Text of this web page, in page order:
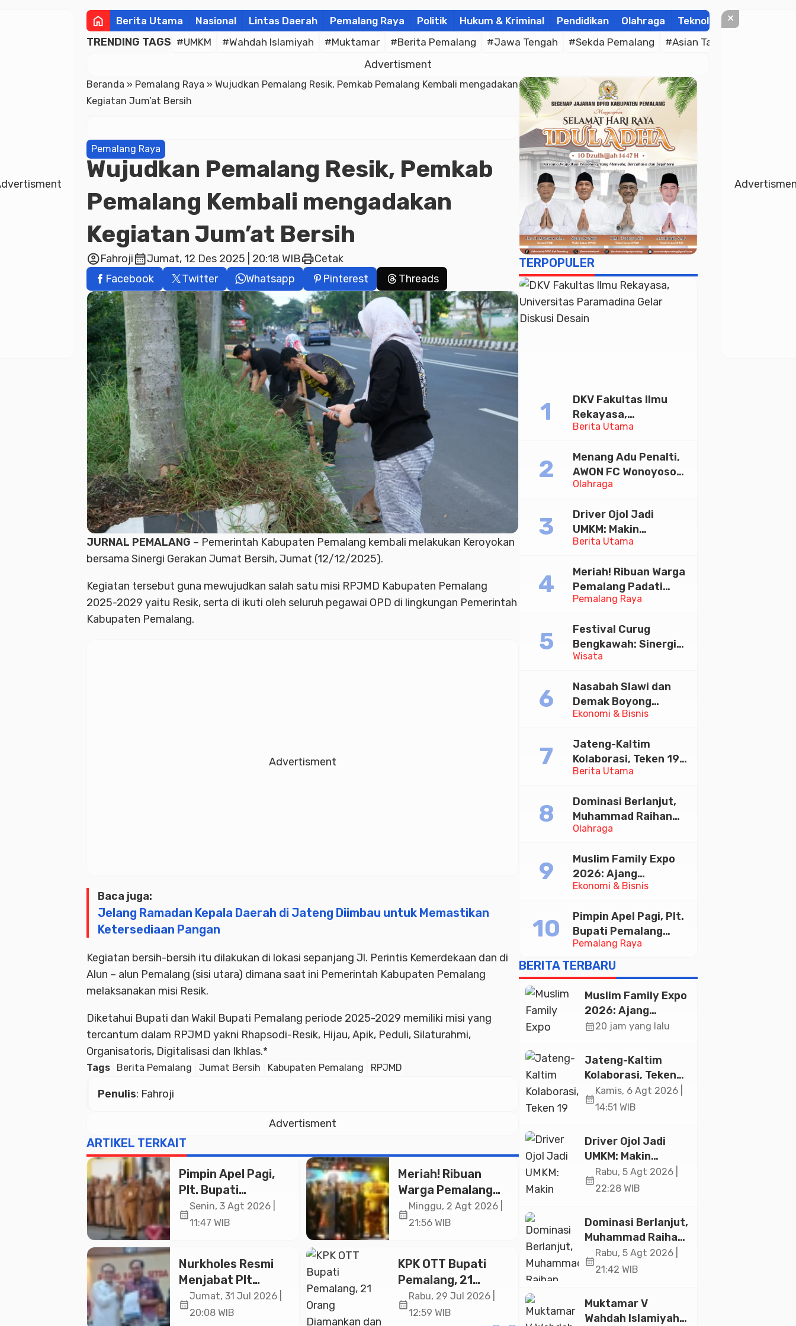
home Berita Utama Nasional Lintas Daerah Pemalang Raya Politik Hukum & Kriminal Pendidikan Olahraga Teknologi
TRENDING TAGS #UMKM #Wahdah Islamiyah #Muktamar #Berita Pemalang #Jawa Tengah #Sekda Pemalang #Asian Taekwondo
Advertisment
Beranda » Pemalang Raya » Wujudkan Pemalang Resik, Pemkab Pemalang Kembali mengadakan
Kegiatan Jum’at Bersih
Pemalang Raya
Wujudkan Pemalang Resik, Pemkab
Pemalang Kembali mengadakan
Kegiatan Jum’at Bersih
account_circleFahrojicalendar_monthJumat, 12 Des 2025 | 20:18 WIBprintCetak
Facebook
Twitter Whatsapp Pinterest Threads
JURNAL PEMALANG – Pemerintah Kabupaten Pemalang kembali melakukan Keroyokan
bersama Sinergi Gerakan Jumat Bersih, Jumat (12/12/2025).
Kegiatan tersebut guna mewujudkan salah satu misi RPJMD Kabupaten Pemalang
2025-2029 yaitu Resik, serta di ikuti oleh seluruh pegawai OPD di lingkungan Pemerintah
Kabupaten Pemalang.
Advertisment
Baca juga:
Jelang Ramadan Kepala Daerah di Jateng Diimbau untuk Memastikan
Ketersediaan Pangan
Kegiatan bersih-bersih itu dilakukan di lokasi sepanjang Jl. Perintis Kemerdekaan dan di
Alun – alun Pemalang (sisi utara) dimana saat ini Pemerintah Kabupaten Pemalang
melaksanakan misi Resik.
Diketahui Bupati dan Wakil Bupati Pemalang periode 2025-2029 memiliki misi yang
tercantum dalam RPJMD yakni Rhapsodi-Resik, Hijau, Apik, Peduli, Silaturahmi,
Organisatoris, Digitalisasi dan Ikhlas.*
Tags Berita Pemalang Jumat Bersih Kabupaten Pemalang RPJMD
Penulis: Fahroji
Advertisment
ARTIKEL TERKAIT
Pimpin Apel Pagi,
Plt. Bupati
Pemalang
Tekankan Disiplin
Publik
calendar_month
Senin, 3 Agt 2026 |
11:47 WIB
Meriah! Ribuan
Warga Pemalang
Padati Kirab
Festival Kamir
calendar_month
Minggu, 2 Agt 2026 |
21:56 WIB
Nurkholes Resmi
Menjabat Plt
Bupati Pemalang
calendar_month
Jumat, 31 Jul 2026 |
20:08 WIB
KPK OTT Bupati
Pemalang, 21
Orang Diamankan
dan Sita Uang
calendar_month
Rabu, 29 Jul 2026 |
12:59 WIB
TERPOPULER
Berita Utama
DKV Fakultas Ilmu
Rekayasa,
Universitas
Diskusi Desain
Olahraga
Menang Adu Penalti,
AWON FC Wonoyoso
Juara Bhayangkara
Berita Utama
Driver Ojol Jadi
UMKM: Makin
Sejahtera atau
Diskusi Paramadina
Pemalang Raya
Meriah! Ribuan Warga
Pemalang Padati
Kirab Festival Kamir
Wisata
Festival Curug
Bengkawah: Sinergi
Desa Sikasur dan
Memajukan Wisata
serta UMKM Lokal
Ekonomi & Bisnis
Nasabah Slawi dan
Demak Boyong
Toyota Innova Zenix
Tabungan Bima Bank
Jateng
Berita Utama
Jateng-Kaltim
Kolaborasi, Teken 19
Kerja Sama Ekonomi
Olahraga
Dominasi Berlanjut,
Muhammad Raihan
Fadila Sabet Emas
Taekwondo Indonesia
Open 2026
Ekonomi & Bisnis
Muslim Family Expo
2026: Ajang
Silaturahim dan
Halal di Jakarta
Pemalang Raya
Pimpin Apel Pagi, Plt.
Bupati Pemalang
Tekankan Disiplin dan
Soliditas ASN untuk
Pelayanan Publik
BERITA TERBARU
Muslim Family Expo
2026: Ajang
Silaturahim dan
Ekonomi Halal di
Jakarta
calendar_month20 jam yang lalu
Jateng-Kaltim
Kolaborasi, Teken
19 Kerja Sama
Ekonomi Senilai Rp
calendar_month
Kamis, 6 Agt 2026 |
14:51 WIB
Driver Ojol Jadi
UMKM: Makin
Sejahtera atau
Merana? Ini
Paramadina
calendar_month
Rabu, 5 Agt 2026 |
22:28 WIB
Dominasi Berlanjut,
Muhammad Raihan
Fadila Sabet Emas
Kyorugi di Asian
Indonesia Open
2026
calendar_month
Rabu, 5 Agt 2026 |
21:42 WIB
Muktamar V
Wahdah Islamiyah
×